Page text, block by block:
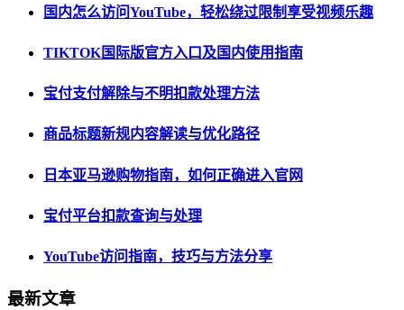
国内怎么访问YouTube，轻松绕过限制享受视频乐趣
TIKTOK国际版官方入口及国内使用指南
宝付支付解除与不明扣款处理方法
商品标题新规内容解读与优化路径
日本亚马逊购物指南，如何正确进入官网
宝付平台扣款查询与处理
YouTube访问指南，技巧与方法分享
最新文章